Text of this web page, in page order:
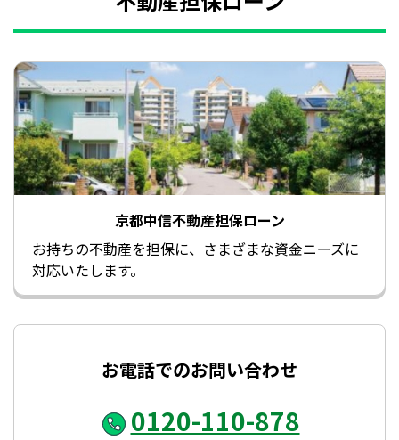
京都中信不動産担保ローン
お持ちの不動産を担保に、さまざまな資金ニーズに
対応いたします。
お電話でのお問い合わせ
0120-110-878